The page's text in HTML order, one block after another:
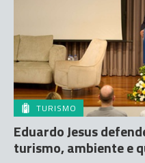
TURISMO
Eduardo Jesus
turismo, ambiente e